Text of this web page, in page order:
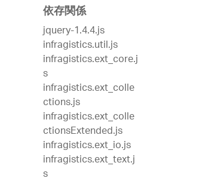
依存関係
jquery-1.4.4.js
infragistics.util.js
infragistics.ext_core.j
s
infragistics.ext_colle
ctions.js
infragistics.ext_colle
ctionsExtended.js
infragistics.ext_io.js
infragistics.ext_text.j
s